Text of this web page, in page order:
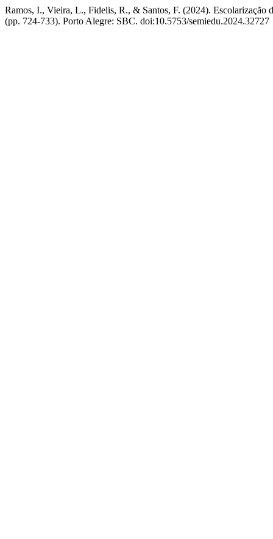
Ramos, I., Vieira, L., Fidelis, R., & Santos, F. (2024). Escolarização
(pp. 724-733). Porto Alegre: SBC. doi:10.5753/semiedu.2024.32727